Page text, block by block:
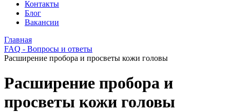
Контакты
Блог
Вакансии
Главная
FAQ - Вопросы и ответы
Расширение пробора и просветы кожи головы
Расширение пробора и
просветы кожи головы